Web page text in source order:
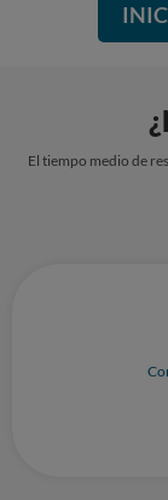
El tiempo medio de